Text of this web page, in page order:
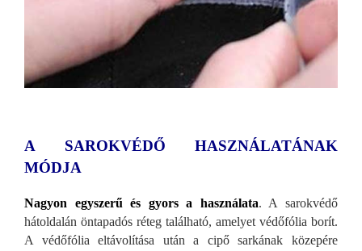
A SAROKVÉDŐ HASZNÁLATÁNAK
MÓDJA
Nagyon egyszerűés gyors a használata. A sarokvédő
hátoldalán öntapadós réteg található, amelyet védőfólia borít.
A védőfólia eltávolítása után a cipő sarkának közepére